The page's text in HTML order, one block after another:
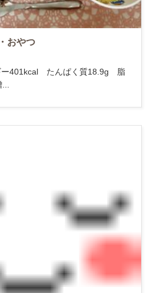
おやつ
ー401kcal たんぱく質18.9g 脂